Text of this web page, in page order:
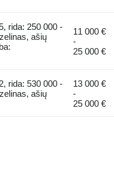
rida: 250 000 -
ašių
11 000 €
-
25 000 €
rida: 530 000 -
ašių
13 000 €
-
25 000 €